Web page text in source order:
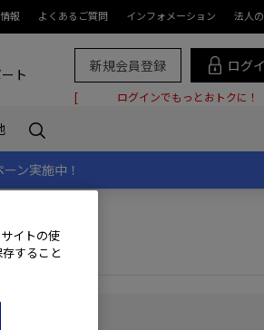
報 よくあるご質問 インフォメーション 法人
ト 新規会員登録 ログ
ログインでもっとおトクに！
ン実施中！
イトの使
すること